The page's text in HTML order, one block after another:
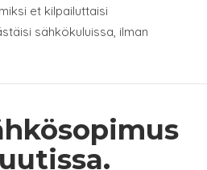
et kilpailuttaisi
sähkökuluissa, ilman